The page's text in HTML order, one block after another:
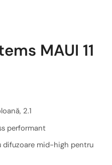
MAUI 11
2.1
performant
difuzoare mid-high pentru